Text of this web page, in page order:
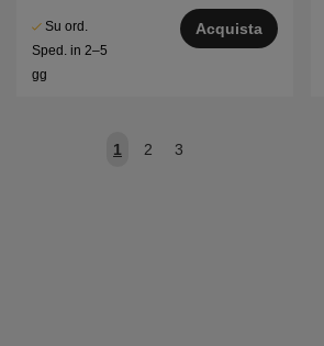
Su ord.
Sped. in 2–5
gg
Acquista
1 2 3